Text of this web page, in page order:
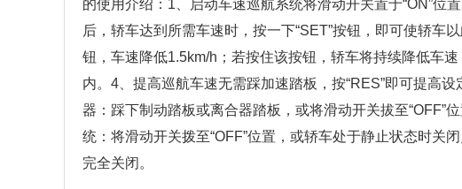
的使用介绍：1、启动车速巡航系统将滑动开关置于“ON”位
后，轿车达到所需车速时，按一下“SET”按钮，即可使轿车
钮，车速降低1.5km/h；若按住该按钮，轿车将持续降低车
内。4、提高巡航车速无需踩加速踏板，按“RES”即可提高
器：踩下制动踏板或离合器踏板，或将滑动开关拔至“OFF”
统：将滑动开关拨至“OFF”位置，或轿车处于静止状态时关
完全关闭。